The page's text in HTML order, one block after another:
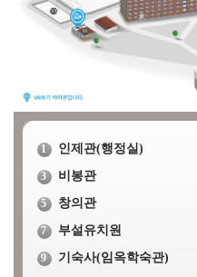
1 인제관(행정실)
3 비봉관
5 창의관
7 부설유치원
9 기숙사(임옥학숙관)